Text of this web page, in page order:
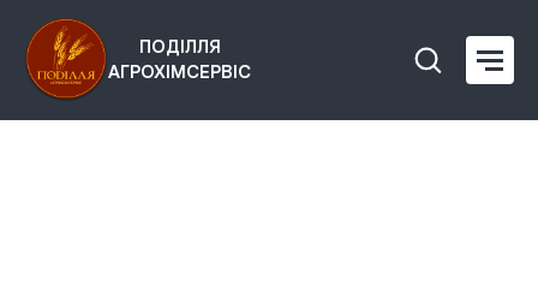
ПОДІЛЛЯ
АГРОХІМСЕРВІС